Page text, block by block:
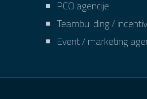
PCO agencije
Teambuilding /
Event / marketing